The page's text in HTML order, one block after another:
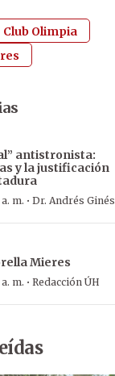
Club Olimpia
antistronista:
y la justificación
m. · Dr. Andrés Ginés
Mieres
m. · Redacción ÚH